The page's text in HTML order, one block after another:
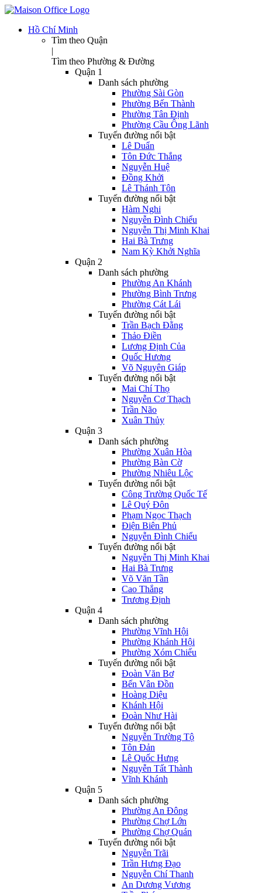
Hồ Chí Minh
Tìm theo Quận
|
Tìm theo Phường & Đường
Quận 1
Danh sách phường
Phường Sài Gòn
Phường Bến Thành
Phường Tân Định
Phường Cầu Ông Lãnh
Tuyến đường nổi bật
Lê Duẩn
Tôn Đức Thắng
Nguyễn Huệ
Đồng Khởi
Lê Thánh Tôn
Tuyến đường nổi bật
Hàm Nghi
Nguyễn Đình Chiểu
Nguyễn Thị Minh Khai
Hai Bà Trưng
Nam Kỳ Khởi Nghĩa
Quận 2
Danh sách phường
Phường An Khánh
Phường Bình Trưng
Phường Cát Lái
Tuyến đường nổi bật
Trần Bạch Đằng
Thảo Điền
Lương Định Của
Quốc Hương
Võ Nguyên Giáp
Tuyến đường nổi bật
Mai Chí Thọ
Nguyễn Cơ Thạch
Trần Não
Xuân Thủy
Quận 3
Danh sách phường
Phường Xuân Hòa
Phường Bàn Cờ
Phường Nhiêu Lộc
Tuyến đường nổi bật
Công Trường Quốc Tế
Lê Quý Đôn
Phạm Ngọc Thạch
Điện Biên Phủ
Nguyễn Đình Chiểu
Tuyến đường nổi bật
Nguyễn Thị Minh Khai
Hai Bà Trưng
Võ Văn Tần
Cao Thắng
Trương Định
Quận 4
Danh sách phường
Phường Vĩnh Hội
Phường Khánh Hội
Phường Xóm Chiếu
Tuyến đường nổi bật
Đoàn Văn Bơ
Bến Vân Đồn
Hoàng Diệu
Khánh Hội
Đoàn Như Hài
Tuyến đường nổi bật
Nguyễn Trường Tộ
Tôn Đản
Lê Quốc Hưng
Nguyễn Tất Thành
Vĩnh Khánh
Quận 5
Danh sách phường
Phường An Đông
Phường Chợ Lớn
Phường Chợ Quán
Tuyến đường nổi bật
Nguyễn Trãi
Trần Hưng Đạo
Nguyễn Chí Thanh
An Dương Vương